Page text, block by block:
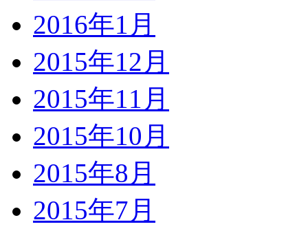
2016年1月
2015年12月
2015年11月
2015年10月
2015年8月
2015年7月